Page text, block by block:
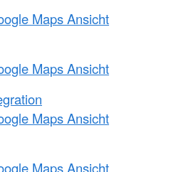
Maps Ansicht
Maps Ansicht
Maps Ansicht
Maps Ansicht